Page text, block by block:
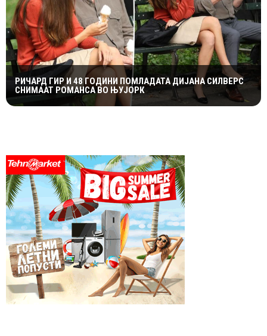
РИЧАРД ГИР И 48 ГОДИНИ ПОМЛАДАТА ДИЈАНА СИЛВЕРС
СНИМААТ РОМАНСА ВО ЊУЈОРК